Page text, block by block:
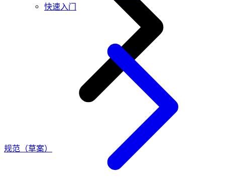
快速入门
规范（草案）